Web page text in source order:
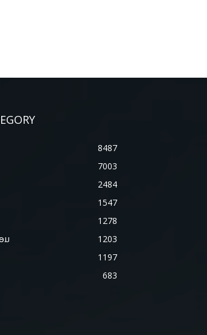
8487
7003
2484
1547
1278
ມ
1203
1197
683